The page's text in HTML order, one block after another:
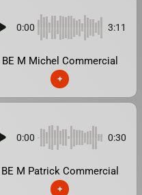
0:00 3:11
BE M Michel Commercial
+
0:00 0:30
BE M Patrick Commercial
+